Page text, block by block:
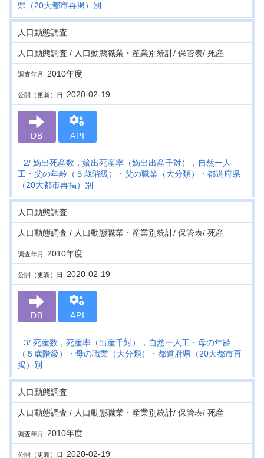
県（20大都市再掲）別
人口動態調査
人口動態調査 / 人口動態職業・産業別統計/ 保管表/ 死産
調査年月 2010年度
公開（更新）日 2020-02-19
DB API
2 嫡出死産数，嫡出死産率（嫡出出産千対），自然ー人
工・父の年齢（５歳階級）・父の職業（大分類）・都道府県
（20大都市再掲）別
人口動態調査
人口動態調査 / 人口動態職業・産業別統計/ 保管表/ 死産
調査年月 2010年度
公開（更新）日 2020-02-19
DB API
3 死産数，死産率（出産千対），自然ー人工・母の年齢
（５歳階級）・母の職業（大分類）・都道府県（20大都市再
掲）別
人口動態調査
人口動態調査 / 人口動態職業・産業別統計/ 保管表/ 死産
調査年月 2010年度
公開（更新）日 2020-02-19